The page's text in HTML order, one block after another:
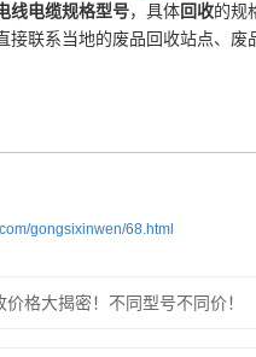
线电缆规格型号，具体回收的规
接联系当地的废品回收站点、
gongsixinwen/68.html
价格大揭密！不同型号不同价！